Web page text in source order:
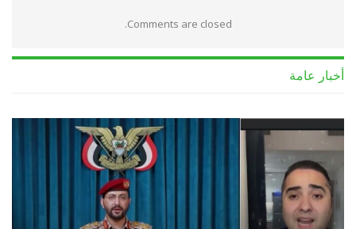
Comments are closed.
أخبار عامة